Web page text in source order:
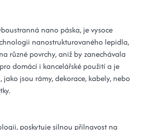
nano páska, je vysoce
nanostrukturovaného lepidla,
různé povrchy, aniž by zanechávala
domácí i kancelářské použití a je
jsou rámy, dekorace, kabely, nebo
poskytuje silnou přilnavost na